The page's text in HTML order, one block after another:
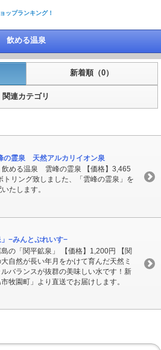
ップランキング！
飲める温泉
新着順（0）
関連カテゴリ
の霊泉 天然アルカリイオン泉
飲める温泉 雲峰の霊泉 【価格】3,465
トリング致しました、「雲峰の霊泉」を
たします。
−みんとぷれいす−
島の「関平鉱泉」 【価格】1,200円 【関
自然が長い年月をかけて育んだ天然ミ
バランスが抜群の美味しい水です！新
牧園町」より直送でお届けします。